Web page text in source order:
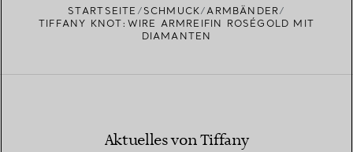
STARTSEITE SCHMUCK
ARMBÄNDER
TIFFANY KNOT:WIRE ARMREIFIN ROSÉGOLD MIT
DIAMANTEN
Aktuelles von Tiffany